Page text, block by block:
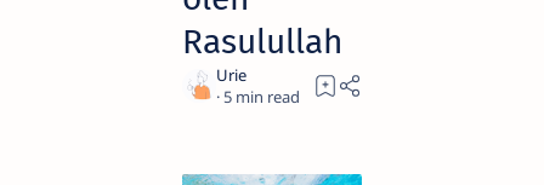
Rasulullah
5